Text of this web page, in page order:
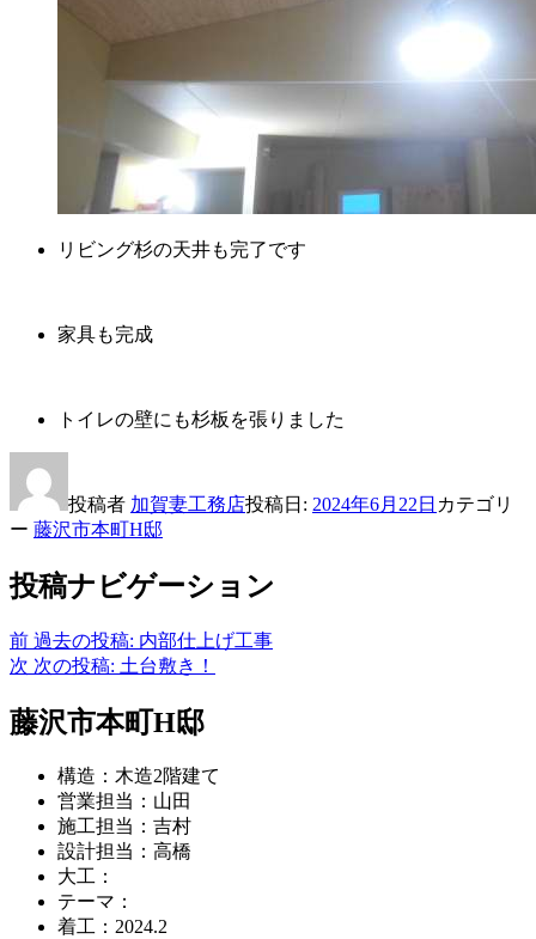
リビング杉の天井も完了です
家具も完成
トイレの壁にも杉板を張りました
投稿者 加賀妻工務店投稿日: 2024年6月22日 カテゴリ
ー 藤沢市本町H邸
投稿ナビゲーション
前 過去の投稿: 内部仕上げ工事
次 次の投稿: 土台敷き！
藤沢市本町H邸
構造：木造2階建て
営業担当：山田
施工担当：吉村
設計担当：高橋
大工：
テーマ：
着工：2024.2